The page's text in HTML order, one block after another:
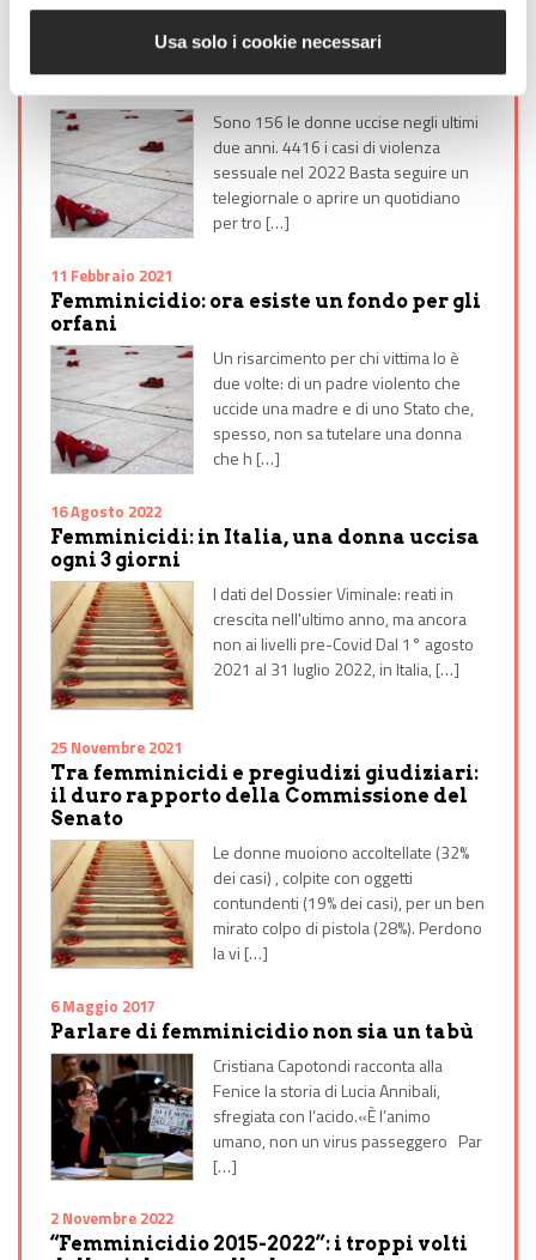
Usa solo i cookie necessari
22 Novembre 2022
Sono 156 le donne uccise negli ultimi
due anni. 4416 i casi di violenza
sessuale nel 2022 Basta seguire un
telegiornale o aprire un quotidiano
per tro […]
11 Febbraio 2021
Femminicidio: ora esiste un fondo per gli
orfani
Un risarcimento per chi vittima lo è
due volte: di un padre violento che
uccide una madre e di uno Stato che,
spesso, non sa tutelare una donna
che h […]
16 Agosto 2022
Femminicidi: in Italia, una donna uccisa
ogni 3 giorni
I dati del Dossier Viminale: reati in
crescita nell'ultimo anno, ma ancora
non ai livelli pre-Covid Dal 1° agosto
2021 al 31 luglio 2022, in Italia, […]
25 Novembre 2021
Tra femminicidi e pregiudizi giudiziari:
il duro rapporto della Commissione del
Senato
Le donne muoiono accoltellate (32%
dei casi) , colpite con oggetti
contundenti (19% dei casi), per un ben
mirato colpo di pistola (28%). Perdono
la vi […]
6 Maggio 2017
Parlare di femminicidio non sia un tabù
Cristiana Capotondi racconta alla
Fenice la storia di Lucia Annibali,
sfregiata con l’acido.«È l’animo
umano, non un virus passeggero Par
[…]
2 Novembre 2022
“Femminicidio 2015-2022”: i troppi volti